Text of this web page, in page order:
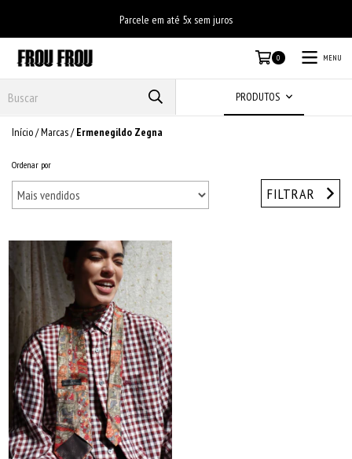
Parcele em até 5x sem juros
0 MENU
PRODUTOS
Início/Marcas/ Ermenegildo Zegna
Ordenar por
FILTRAR